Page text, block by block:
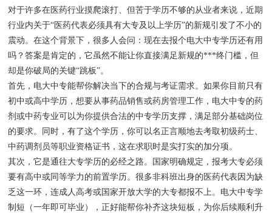
对于许多在医药行业摸爬滚打、但苦于学历不够的从业者来说，近期
行业内关于“医药代表必须具有大专及以上学历”的新规引发了不小的
震动。在这个背景下，很多人会问：现在去报个电大中专学历还有用
吗？答案是肯定的，它虽然不能让你直接满足新规的***终门槛，但
却是你破局的关键“跳板”。
首先，电大中专能帮你解决当下的合规与考证需求。如果你目前只有
初中或高中学历，想要从事药品销售或药房管理工作，电大中专的药
剂或中药专业可以为你提供合法的中专学历支撑，满足部分基础岗位
的要求。同时，有了这个学历，你可以名正言顺地去考取初级药士、
中药调剂员等职业资格证书，这在求职时是实打实的加分项。
其次，它是通往大专学历的必经之路。国家明确规定，报考大专必须
要有高中或同等学力的前置学历。很多非科班出身的医药代表因为缺
乏这一环，连成人高考或国家开放大学的大专都报不上。电大中专学
制短（一年即可毕业），正好能帮你补齐这块短板，为你后续顺利升